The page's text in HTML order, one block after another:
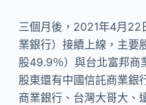
三個月後，2021年4月22
業銀行）接續上線，主要
股49.9％）與台北富邦商
股東還有中國信託商業銀
商業銀行、台灣大哥大、